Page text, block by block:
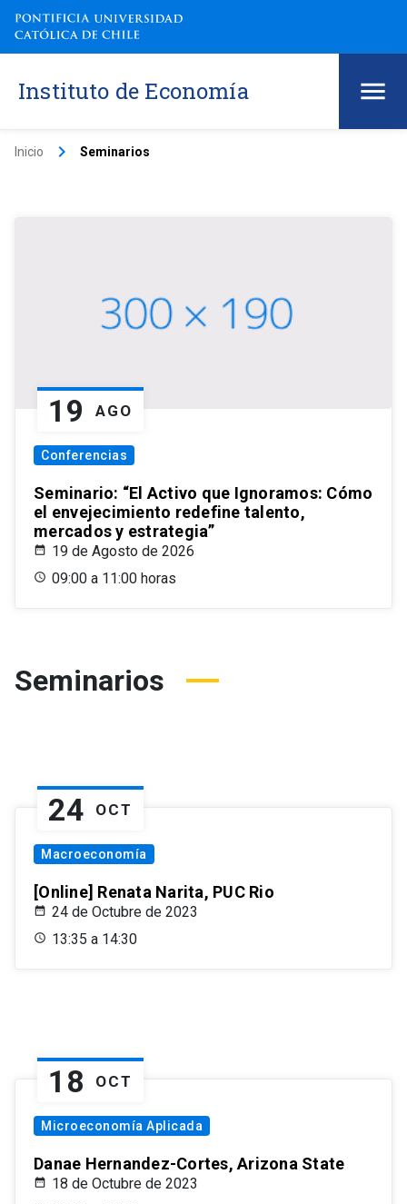
Instituto de Economía
Inicio keyboard_arrow_right Seminarios
19 AGO
Conferencias
Seminario: “El Activo que Ignoramos: Cómo
el envejecimiento redefine talento,
mercados y estrategia”
19 de Agosto de 2026
09:00 a 11:00 horas
Seminarios
24 OCT
Macroeconomía
[Online] Renata Narita, PUC Rio
24 de Octubre de 2023
13:35 a 14:30
18 OCT
Microeconomía Aplicada
Danae Hernandez-Cortes, Arizona State
18 de Octubre de 2023